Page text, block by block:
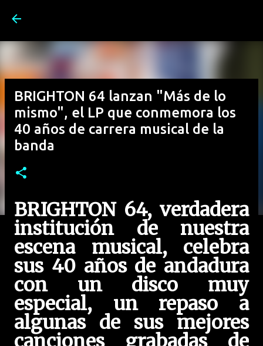
BRIGHTON 64 lanzan "Más de lo
mismo", el LP que conmemora los
40 años de carrera musical de la
banda
BRIGHTON 64, verdadera
institución de nuestra
escena musical, celebra
sus 40 años de andadura
con un disco muy
especial, un repaso a
algunas de sus mejores
canciones grabadas de